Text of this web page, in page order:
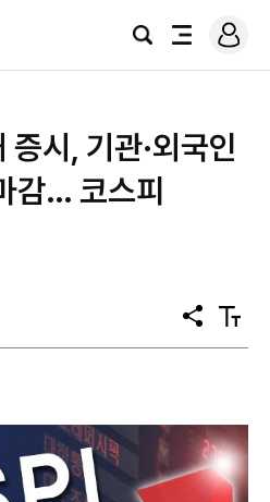
검
전
로
그
시, 기관·외국인
감… 코스피
공
유
텍
스